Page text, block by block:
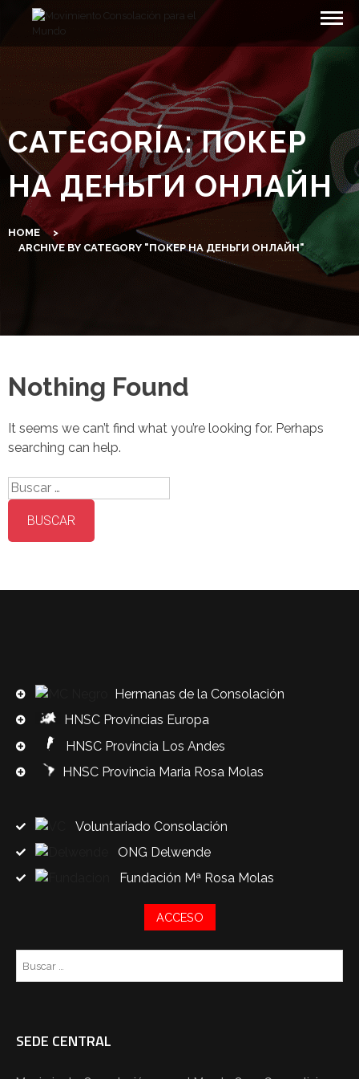
content
CATEGORÍA:ПОКЕР
НА ДЕНЬГИ ОНЛАЙН
HOME
>
ARCHIVE BY CATEGORY "ПОКЕР НА ДЕНЬГИ ОНЛАЙН"
Nothing Found
It seems we can’t find what you’re looking for. Perhaps
searching can help.
Buscar:
Hermanas de la Consolación
HNSC Provincias Europa
HNSC Provincia Los Andes
HNSC Provincia Maria Rosa Molas
Voluntariado Consolación
ONG Delwende
Fundación Mª Rosa Molas
ACCESO
SEDE CENTRAL